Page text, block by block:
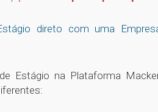
direto com uma
Estágio na Plataforma